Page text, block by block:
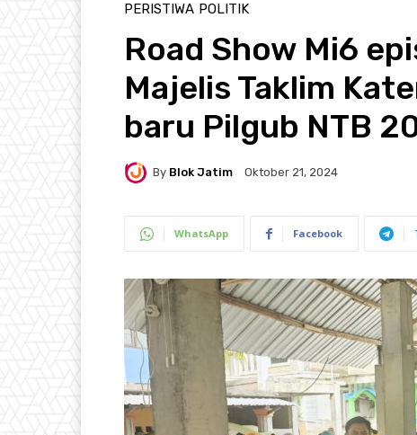
PERISTIWA POLITIK
Road Show Mi6
Majelis Taklim
baru Pilgub NTB
By Blok Jatim Oktober 21, 2024
WhatsApp Facebook